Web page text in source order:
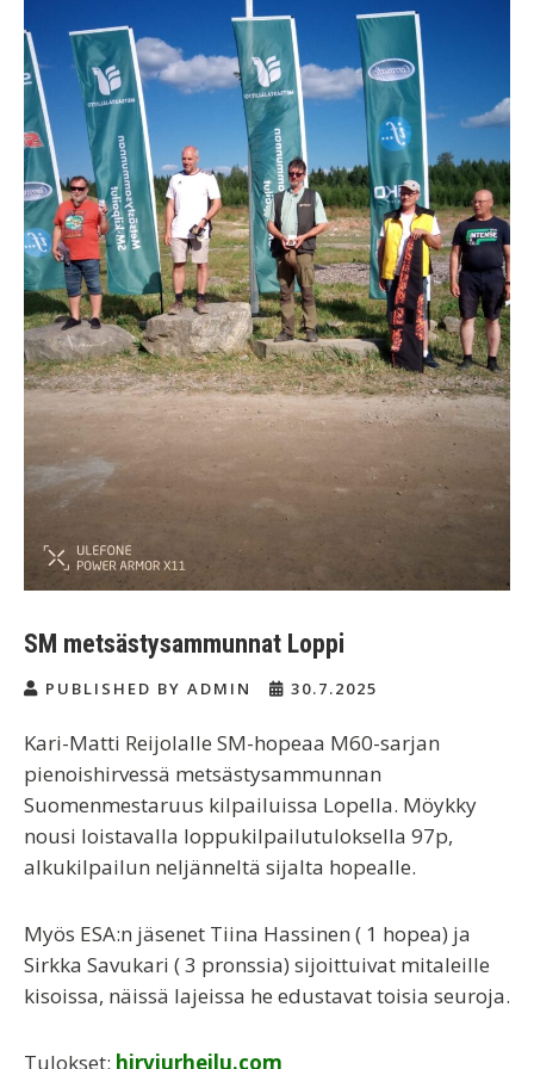
SM metsästysammunnat Loppi
PUBLISHED BY ADMIN 30.7.2025
Kari-Matti Reijolalle SM-hopeaa M60-sarjan
pienoishirvessä metsästysammunnan
Suomenmestaruus kilpailuissa Lopella. Möykky
nousi loistavalla loppukilpailutuloksella 97p,
alkukilpailun neljänneltä sijalta hopealle.
Myös ESA:n jäsenet Tiina Hassinen ( 1 hopea) ja
Sirkka Savukari ( 3 pronssia) sijoittuivat mitaleille
kisoissa, näissä lajeissa he edustavat toisia seuroja.
Tulokset: hirviurheilu.com